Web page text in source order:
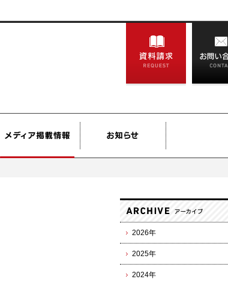
2026年
2025年
2024年